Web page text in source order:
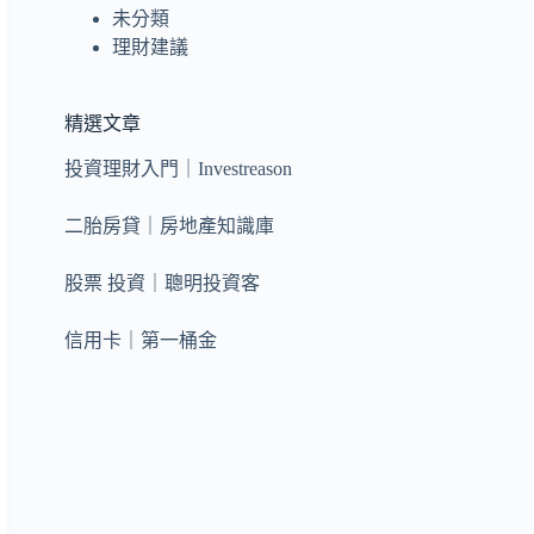
未分類
理財建議
精選文章
投資理財入門｜Investreason
二胎房貸｜房地產知識庫
股票 投資｜聰明投資客
信用卡｜第一桶金